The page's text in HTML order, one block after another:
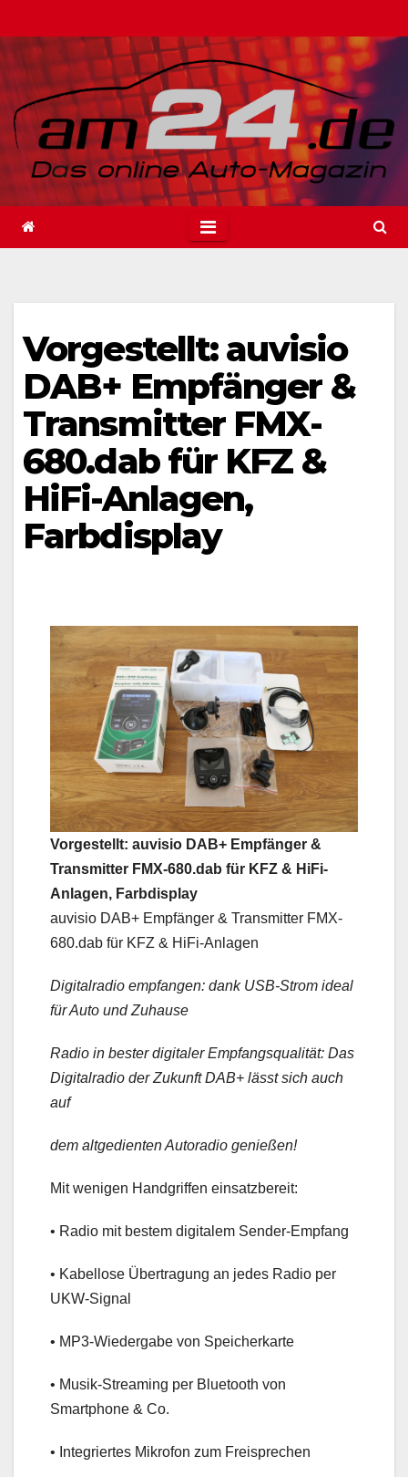
Inhalt
springen
Vorgestellt: auvisio
DAB+ Empfänger &
Transmitter FMX-
680.dab für KFZ &
HiFi-Anlagen,
Farbdisplay
Vorgestellt: auvisio DAB+ Empfänger &
Transmitter FMX-680.dab für KFZ & HiFi-
Anlagen, Farbdisplay
auvisio DAB+ Empfänger & Transmitter FMX-
680.dab für KFZ & HiFi-Anlagen
Digitalradio empfangen: dank USB-Strom ideal
für Auto und Zuhause
Radio in bester digitaler Empfangsqualität: Das
Digitalradio der Zukunft DAB+ lässt sich auch
auf
dem altgedienten Autoradio genießen!
Mit wenigen Handgriffen einsatzbereit:
• Radio mit bestem digitalem Sender-Empfang
• Kabellose Übertragung an jedes Radio per
UKW-Signal
• MP3-Wiedergabe von Speicherkarte
• Musik-Streaming per Bluetooth von
Smartphone & Co.
• Integriertes Mikrofon zum Freisprechen